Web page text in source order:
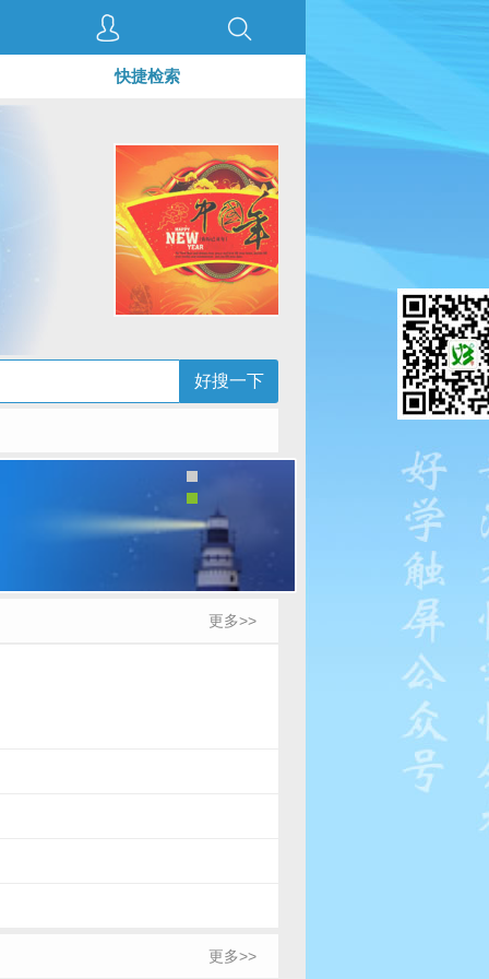
快捷检索
好搜一下
更多>>
更多>>